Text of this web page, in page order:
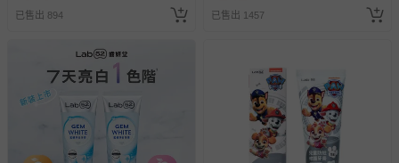
示字句等說明貼紙、封條者。
相關的退換貨辦理流程，可詳見： 退換貨 & 退款問題
其他常見問題：
運送服務：目前提供的運送僅限台灣本島。如您位於離島地
已售出 894 已售出 1457